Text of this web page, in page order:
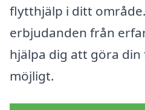
flytthjälp i ditt
erbjudanden från
hjälpa dig att göra
möjligt.